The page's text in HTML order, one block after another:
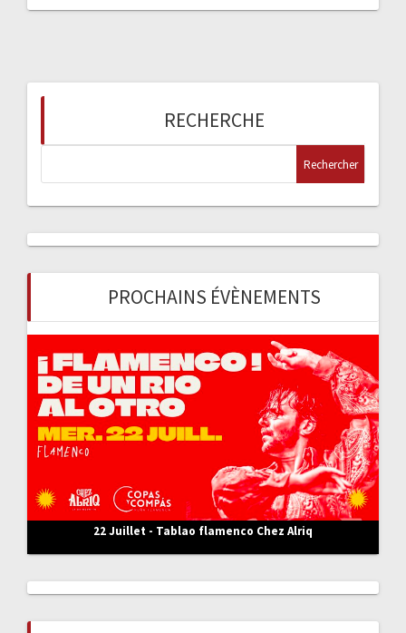
RECHERCHE
e
h
e
PROCHAINS ÉVÈNEMENTS
22 Juillet - Tablao flamenco Chez Alriq